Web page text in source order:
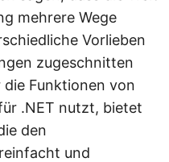
mehrere Wege
Vorlieben
zugeschnitten
Funktionen von
.NET nutzt, bietet
den
und